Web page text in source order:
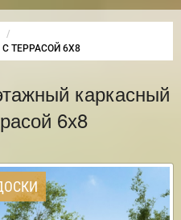
ТЕРРАСОЙ 6Х8
каркасный
6х8